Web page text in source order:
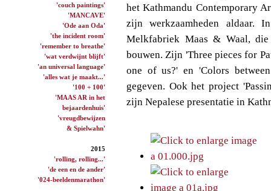
'couch paintings'
'MANCAVE'
'Ode aan Oda'
'the incident room'
'remember to breathe'
'wat verdwijnt blijft'
'an universal language'
'alles wat je maakt...'
'100 + 100'
'MAAS AR in het
bejaardenhuis'
'vreugdbewijzen
& Spielwahn'
2015
'rolling, rolling...'
'de een en de ander'
'024-beeldenmarathon'
het Kathmandu Contemporary
zijn werkzaamheden aldaar.
Melkfabriek Maas & Waal,
bouwen. Zijn 'Three pieces for
one of us?' en 'Colors
gegeven. Ook het project
zijn Nepalese presentatie in